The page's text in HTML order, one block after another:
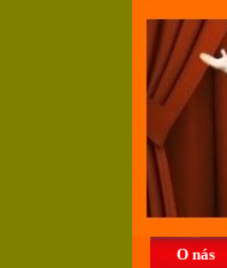
OO nás